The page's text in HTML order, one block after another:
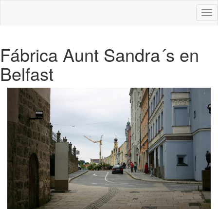
Fábrica Aunt Sandra´s en
Belfast